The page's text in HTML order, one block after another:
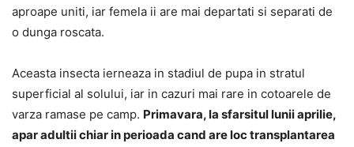
aproape uniti, iar femela ii are mai departati si separati de
o dunga roscata.
Aceasta insecta ierneaza in stadiul de pupa in stratul
superficial al solului, iar in cazuri mai rare in cotoarele de
varza ramase pe camp. Primavara, la sfarsitul lunii aprilie,
apar adultii chiar in perioada cand are loc transplantarea